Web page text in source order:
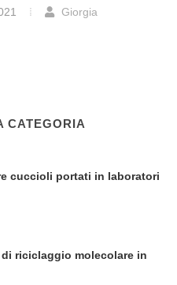
Giorgia
CATEGORIA
cuccioli portati in laboratori
riciclaggio molecolare in